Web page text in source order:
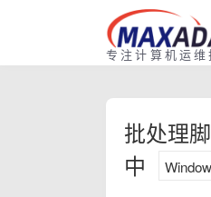
专注计算机运
批处理
中